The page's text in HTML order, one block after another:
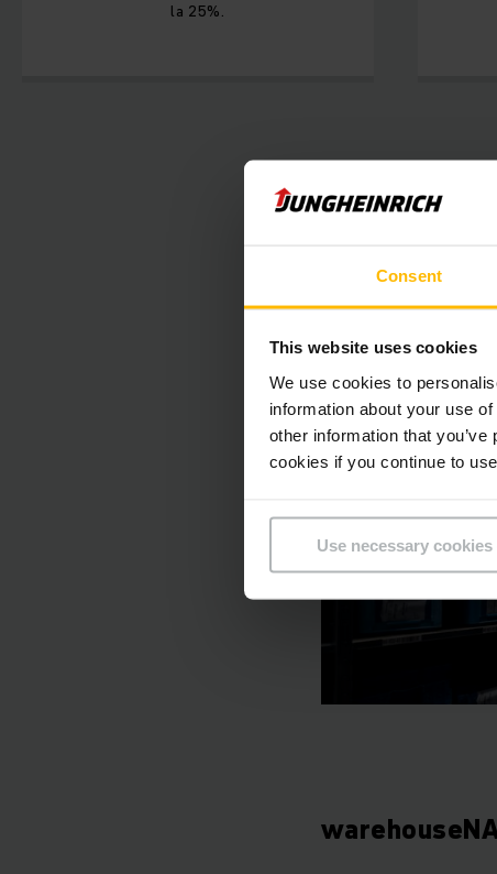
Consent
This website uses cookies
We use cookies to
information about your use
other information that
cookies if you continue to
Use necessary cookies